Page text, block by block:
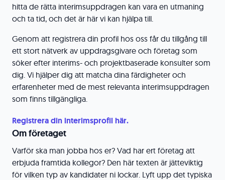
hitta de rätta interimsuppdragen kan vara en utmaning
och ta tid, och det är här vi kan hjälpa till.
Genom att registrera din profil hos oss får du tillgång till
ett stort nätverk av uppdragsgivare och företag som
söker efter interims- och projektbaserade konsulter som
dig. Vi hjälper dig att matcha dina färdigheter och
erfarenheter med de mest relevanta interimsuppdragen
som finns tillgängliga.
Registrera din interimsprofil här.
Om företaget
Varför ska man jobba hos er? Vad har ert företag att
erbjuda framtida kollegor? Den här texten är jätteviktig
för vilken typ av kandidater ni lockar. Lyft upp det typiska